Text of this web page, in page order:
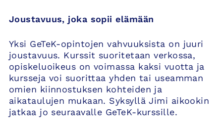
Joustavuus, joka sopii elämään
Yksi GeTeK-opintojen vahvuuksista on juuri
joustavuus. Kurssit suoritetaan verkossa,
opiskeluoikeus on voimassa kaksi vuotta ja
kursseja voi suorittaa yhden tai useamman
omien kiinnostuksen kohteiden ja
aikataulujen mukaan. Syksyllä Jimi aikookin
jatkaa jo seuraavalle GeTeK-kurssille.